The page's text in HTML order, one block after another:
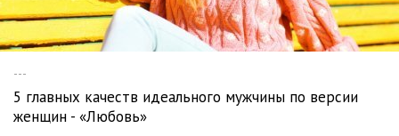
---
5 главных качеств идеального мужчины по версии
женщин - «Любовь»